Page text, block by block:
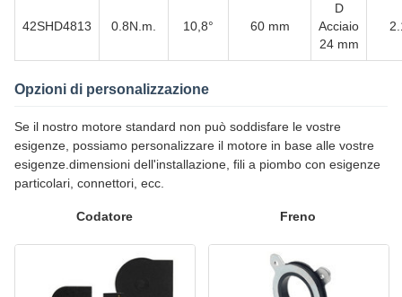
42SHD4813 0.8N.m. 10,8° 60 mm
D
Acciaio
24 mm
Opzioni di personalizzazione
Se il nostro motore standard non può soddisfare le vostre
esigenze, possiamo personalizzare il motore in base alle vostre
esigenze.dimensioni dell'installazione, fili a piombo con esigenze
particolari, connettori, ecc.
Codatore Freno